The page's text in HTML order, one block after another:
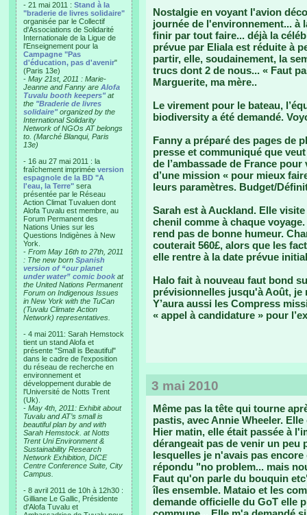
- 21 mai 2011 : Stand à la
"braderie de livres solidaire"
organisée par le Collectif
d'Associations de Solidarité
Internationale de la Ligue de
l'Enseignement pour la
Campagne "Pas
d'éducation, pas d'avenir"
(Paris 13e)
- May 21st, 2011 : Marie-
Jeanne and Fanny are Alofa
Tuvalu booth keepers"at
the "Braderie de livres
solidaire"organized by the
International Solidarity
Network of NGOs AT belongs
to. (Marché Blanqui, Paris
13e)
- 16 au 27 mai 2011 : la
fraîchement imprimée version
espagnole de la BD "A
l'eau, la Terre" sera
présentée par le Réseau
Action Climat Tuvaluen dont
Alofa Tuvalu est membre, au
Forum Permanent des
Nations Unies sur les
Questions Indigènes à New
York.
- From May 16th to 27th, 2011
: The new born Spanish
version of “our planet
under water” comic book at
the United Nations Permanent
Forum on Indigenous Issues
in New York with the TuCan
(Tuvalu Climate Action
Network) representatives.
- 4 mai 2011: Sarah Hemstock
tient un stand Alofa et
présente "Small is Beautiful"
dans le cadre de l'exposition
du réseau de recherche en
environnement et
développement durable de
l'Université de Notts Trent
(Uk).
- May 4th, 2011: Exhibit about
Tuvalu and AT’s small is
beautiful plan by and with
Sarah Hemstock. at Notts
Trent Uni Environment &
Sustainability Research
Network Exhibition, DICE
Centre Conference Suite, City
Campus.
- 8 avril 2011 de 10h à 12h30 :
Gilliane Le Gallic, Présidente
d'Alofa Tuvalu et
Nostalgie en voyant l'avion
journée de l'environnement... à
finir par tout faire... déjà la
prévue par Eliala est réduite à
partir, elle, soudainement, la
trucs dont 2 de nous... « Faut
Marguerite, ma mère..
Le virement pour le bateau,
biodiversity a été demandé.
Fanny a préparé des pages de
presse et communiqué que
de l’ambassade de France
d’une mission « pour mieux
leurs paramètres. Budget/
Sarah est à Auckland. Elle
chenil comme à chaque
rend pas de bonne humeur.
couterait 560£, alors que les
elle rentre à la date prévue
Halo fait à nouveau faut bond
prévisionnelles jusqu'à Août, je
Y’aura aussi les Compress
« appel à candidature » pour
3 mai 2010
Même pas la tête qui tourne
pastis, avec Annie Wheeler.
Hier matin, elle était passée à
dérangeait pas de venir un peu
lesquelles je n'avais pas
répondu "no problem... mais
Faut qu'on parle du bouquin
îles ensemble. Mataio et les
demande officielle du GoT elle